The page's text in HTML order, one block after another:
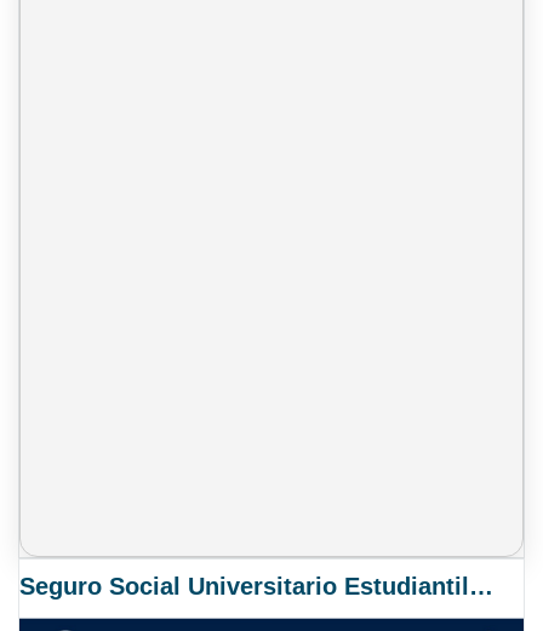
Seguro Social Universitario Estudiantil SSUE